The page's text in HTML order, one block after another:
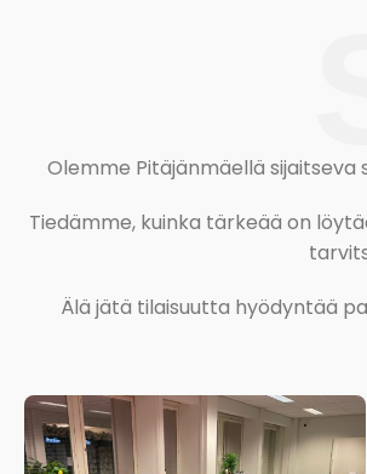
Olemme Pitäjänmäellä
Tiedämme, kuinka tärkeää on
Älä jätä tilaisuutta hyödyntää